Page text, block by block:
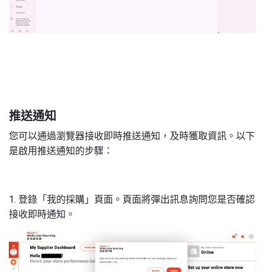
推送通知
您可以通過瀏覽器接收即時推送通知，及時獲取資訊。以下
是啟用推送通知的步驟：
1. 登錄「我的採購」頁面。頁面將彈出訊息詢問您是否確認
接收即時通知。